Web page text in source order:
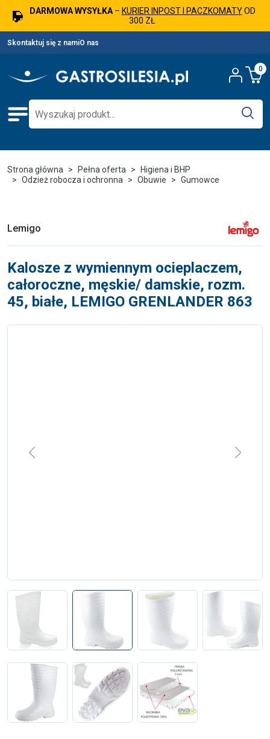
DARMOWA WYSYŁKA– KURIER INPOST I PACZKOMATYOD
300 ZŁ
Skontaktuj się z namiO nas
0
Strona główna Pełna oferta
Higiena i BHP
Odzież robocza i ochronna
Obuwie Gumowce
Lemigo
Kalosze z wymiennym ocieplaczem,
całoroczne, męskie/ damskie, rozm.
45, białe, LEMIGO GRENLANDER 863
Previous Next